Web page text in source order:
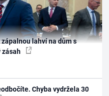
lahví na dům s
zásah
Chyba vydržela 30